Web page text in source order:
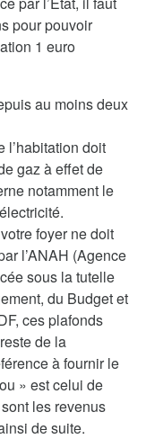
pour pouvoir
1 euro
au moins deux
l’habitation doit
gaz à effet de
notamment le
foyer ne doit
l’ANAH (Agence
sous la tutelle
du Budget et
ces plafonds
de la
à fournir le
» est celui de
les revenus
de suite.